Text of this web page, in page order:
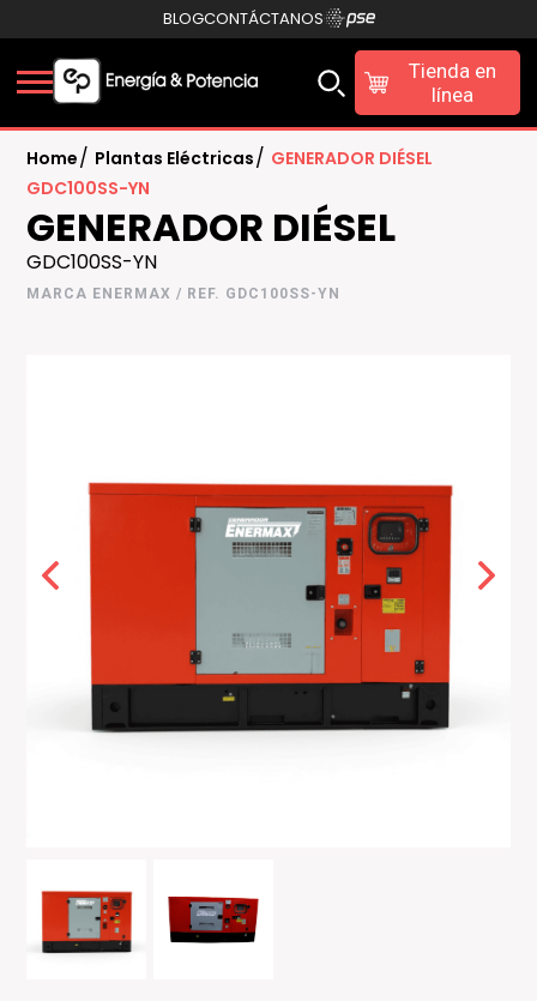
BLOGCONTÁCTANOS
Tienda en
línea
Home/ Plantas Eléctricas/ GENERADOR DIÉSEL
GDC100SS-YN
GENERADOR DIÉSEL
GDC100SS-YN
MARCA ENERMAX / REF. GDC100SS-YN